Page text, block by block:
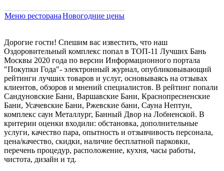
Меню ресторанаНовогодние цены
Дорогие гости! Спешим вас известить, что наш
Оздоровительный комплекс попал в ТОП-11 Лучших Бань
Москвы 2020 года по версии Информационного портала
"Покупки Года"- электронный журнал, опубликовывающий
рейтинги лучших товаров и услуг, основываясь на отзывах
клиентов, обзоров и мнений специалистов. В рейтинг попали
Сандуновские Бани, Варшавские Бани, Краснопресненские
Бани, Усачевские Бани, Ржевские бани, Сауна Нептун,
комплекс саун Металлург, Банный Двор на Лобненской. В
критерии оценки входили: обстановка, дополнительные
услуги, качество пара, опытность и отзывчивость персонала,
цена/качество, скидки, наличие бесплатной парковки,
перечень процедур, расположение, кухня, часы работы,
чистота, дизайн и тд.